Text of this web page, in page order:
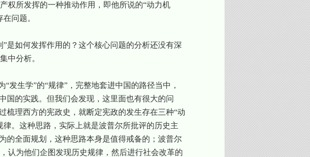
权所发挥的一种推动作用，即他所说的“动力机
问题。
是如何发挥作用的？这个核心问题的分析还没有深
中分析。
发生学”的“规律”，完整地套进中国的路径当中，
国的实践。但我们会发现，这里面也有很大的问
梳理西方的宪政史，就断定宪政的发生存在三种“动
。这种思路，实际上就是波普尔所批评的历史主
的全面规划，这种思路本身是值得戒备的；波普尔
认为他们企图发现历史规律，然后进行社会改革的